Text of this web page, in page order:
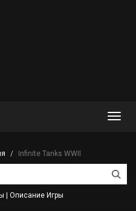
Infinite Tanks WWII
Описание Игры